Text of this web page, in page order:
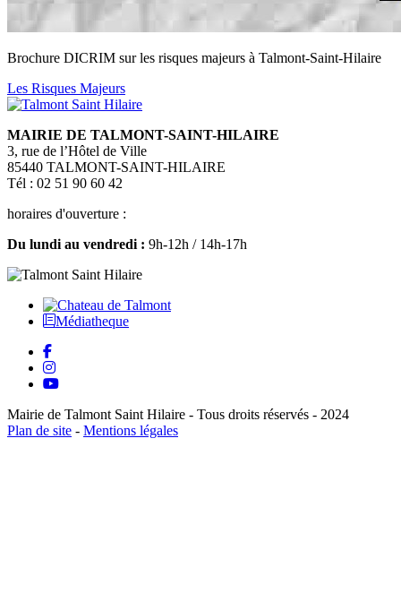
Brochure DICRIM sur les risques majeurs à Talmont-Saint-Hilaire
Les Risques Majeurs
MAIRIE DE TALMONT-SAINT-HILAIRE
3, rue de l’Hôtel de Ville
85440 TALMONT-SAINT-HILAIRE
Tél : 02 51 90 60 42
horaires d'ouverture :
Du lundi au vendredi : 9h-12h / 14h-17h
Médiatheque
Mairie de Talmont Saint Hilaire - Tous droits réservés - 2024
Plan de site - Mentions légales